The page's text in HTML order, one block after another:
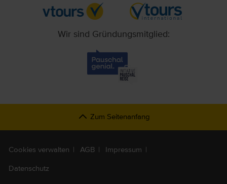
Wir sind Gründungsmitglied:
Zum Seitenanfang
Cookies verwalten AGB Impressum
Datenschutz